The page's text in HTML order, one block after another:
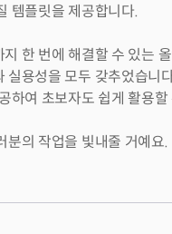
템플릿을 제공합니다.
한 번에 해결할 수 있는
실용성을 모두 갖추었습니
하여 초보자도 쉽게 활용할
분의 작업을 빛내줄 거예요.